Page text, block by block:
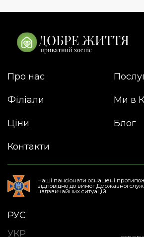
Про нас
Філіали Ми в
Ціни Блог
Контакти
Наші пансіонати оснащені
відповідно до вимог Державної
надзвичайних ситуацій.
РУС
УКР